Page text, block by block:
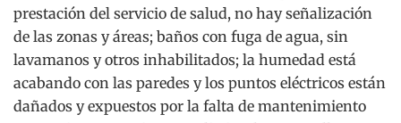
prestación del servicio de salud, no hay señalización
de las zonas y áreas; baños con fuga de agua, sin
lavamanos y otros inhabilitados; la humedad está
acabando con las paredes y los puntos eléctricos están
dañados y expuestos por la falta de mantenimiento